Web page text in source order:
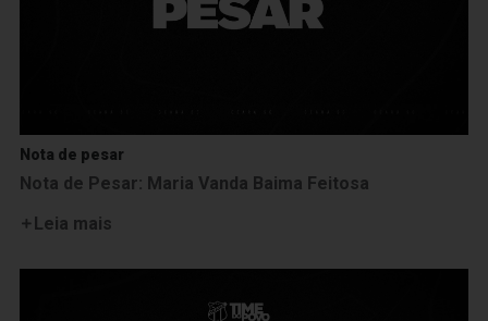
Nota de pesar
Nota de Pesar: Maria Vanda Baima Feitosa
Leia mais